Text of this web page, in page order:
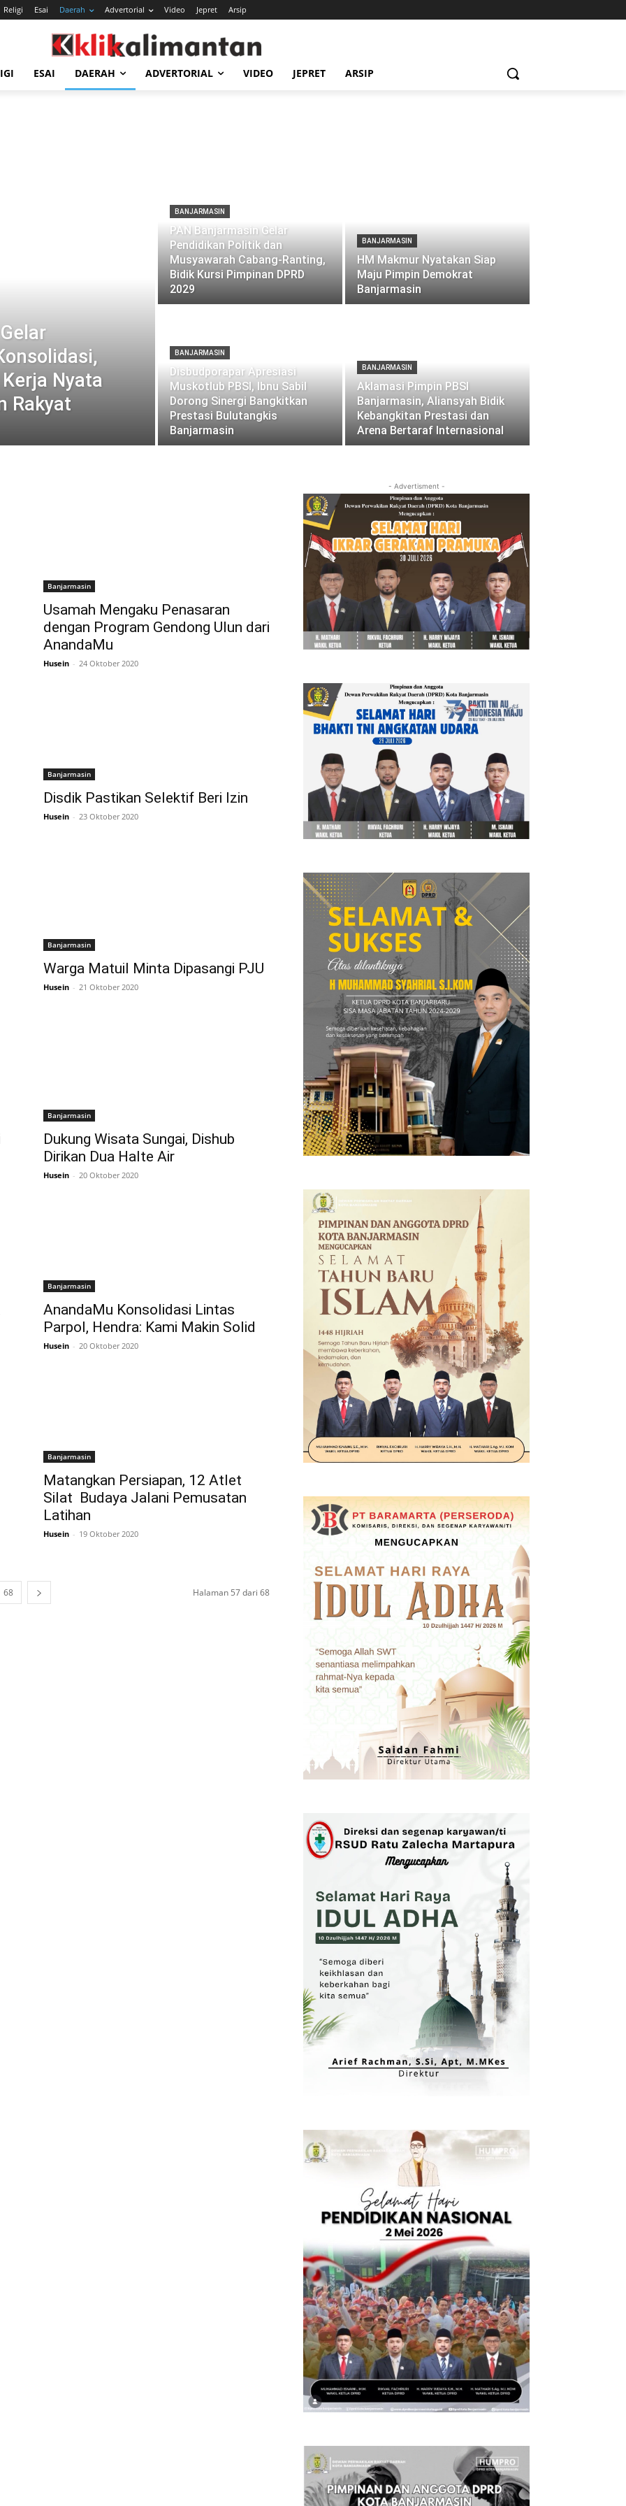
Religi Esai Daerah Advertorial Video Jepret Arsip
ESAI DAERAH ADVERTORIAL VIDEO JEPRET ARSIP
Nyata
Rakyat
BANJARMASIN
PAN Banjarmasin Gelar
Pendidikan Politik dan
Musyawarah Cabang-Ranting,
Bidik Kursi Pimpinan DPRD
2029
BANJARMASIN
HM Makmur Nyatakan Siap
Maju Pimpin Demokrat
Banjarmasin
BANJARMASIN
Disbudporapar Apresiasi
Muskotlub PBSI, Ibnu Sabil
Dorong Sinergi Bangkitkan
Prestasi Bulutangkis
Banjarmasin
BANJARMASIN
Aklamasi Pimpin PBSI
Banjarmasin, Aliansyah Bidik
Kebangkitan Prestasi dan
Arena Bertaraf Internasional
Banjarmasin
Usamah Mengaku Penasaran
dengan Program Gendong Ulun dari
AnandaMu
Husein - 24 Oktober 2020
Banjarmasin
Disdik Pastikan Selektif Beri Izin
Husein - 23 Oktober 2020
Banjarmasin
Warga Matuil Minta Dipasangi PJU
Husein - 21 Oktober 2020
Banjarmasin
Dukung Wisata Sungai, Dishub
Dirikan Dua Halte Air
Husein - 20 Oktober 2020
Banjarmasin
AnandaMu Konsolidasi Lintas
Parpol, Hendra: Kami Makin Solid
Husein - 20 Oktober 2020
Banjarmasin
Matangkan Persiapan, 12 Atlet
Silat Budaya Jalani Pemusatan
Latihan
Husein - 19 Oktober 2020
68 Halaman 57 dari 68
- Advertisment -